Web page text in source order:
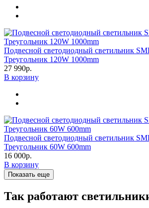
Подвесной светодиодный светильник
Треугольник 120W 1000mm
27 990р.
В корзину
Подвесной светодиодный светильник
Треугольник 60W 600mm
16 000р.
В корзину
Показать еще
Так работают